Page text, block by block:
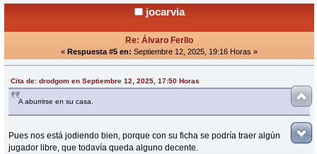
jocarvia
Re: Álvaro Ferllo
« Respuesta #5 en: Septiembre 12, 2025, 19:16 Horas »
Cita de: drodgom en Septiembre 12, 2025, 17:50 Horas
A aburrirse en su casa.
Pues nos está jodiendo bien, porque con su ficha se podría traer algún
jugador libre, que todavía queda alguno decente.